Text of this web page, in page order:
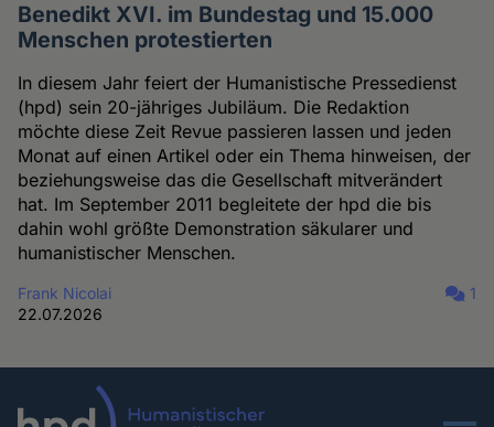
Benedikt XVI. im Bundestag und 15.000
Menschen protestierten
In diesem Jahr feiert der Humanistische Pressedienst
(hpd) sein 20-jähriges Jubiläum. Die Redaktion
möchte diese Zeit Revue passieren lassen und jeden
Monat auf einen Artikel oder ein Thema hinweisen, der
beziehungsweise das die Gesellschaft mitverändert
hat. Im September 2011 begleitete der hpd die bis
dahin wohl größte Demonstration säkularer und
humanistischer Menschen.
Frank Nicolai
22.07.2026
1